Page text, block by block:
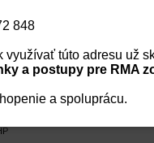
VŠETCI
848
využívať túto adresu už
a postupy pre RMA
a spoluprácu.